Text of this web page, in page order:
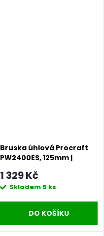
Bruska úhlová Procraft
PW2400ES, 125mm |
1 329 Kč
Skladem 5 ks
DO KOŠÍKU